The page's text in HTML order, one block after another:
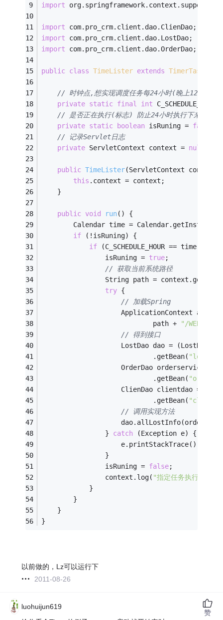
import
import com.pro_crm.client.dao.ClienDao;
import com.pro_crm.client.dao.LostDao;
import com.pro_crm.client.dao.OrderDao;
public class TimeLister extends TimerTask
// 时钟点,想实现调度任务每24小时(晚上12点，也
private static final int
// 是否正在执行(标志) 防止24小时执行下来，任务
private static boolean isRuning = false
// 记录Servlet日志
private ServletContext context = null
public TimeLister(ServletContext context)
this .context = context;
	}
public void run()
{
Calendar time =
if (!isRuning) {
if (C_SCHEDULE_HOUR ==
				isRuning =
true;
// 获取当前系统路径
String path =
try {
// 加载Spring
ApplicationContext
							path +
"/WEB-
// 得到接口
LostDao dao =
							.getBean(
OrderDao orderservice
							.getBean(
ClienDao clientdao =
							.getBean(
// 调用实现方法
				}
catch (Exception e) {
					e.printStackTrace();
				}
				isRuning =
false;
				context.log(
"指定任务执行结束"
			}
		}
	}
}
以前做的，Lz可以运行下
2011-08-26
luohuijun619
赞